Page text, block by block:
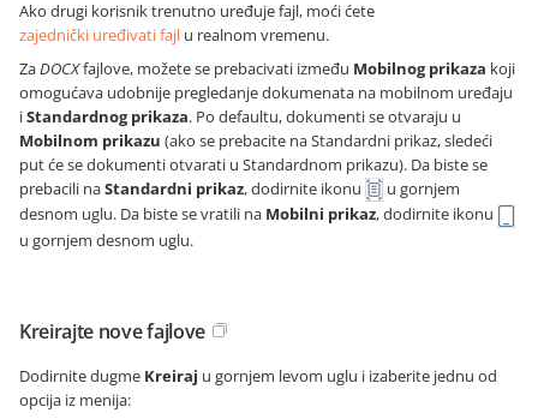
Ako drugi korisnik trenutno uređuje fajl, moći ćete
zajednički uređivati fajl u realnom vremenu.
ZaDOCXfajlove, možete se prebacivati između Mobilnog prikaza koji
omogućava udobnije pregledanje dokumenata na mobilnom uređaju
iStandardnog prikaza. Po defaultu, dokumenti se otvaraju u
Mobilnom prikazu (ako se prebacite na Standardni prikaz, sledeći
put će se dokumenti otvarati u Standardnom prikazu). Da biste se
prebacili naStandardni prikaz, dodirnite ikonu
u gornjem
desnom uglu. Da biste se vratili na Mobilni prikaz, dodirnite ikonu
u gornjem desnom uglu.
Kreirajte nove fajlove
Dodirnite dugme Kreiraj u gornjem levom uglu i izaberite jednu od
opcija iz menija: